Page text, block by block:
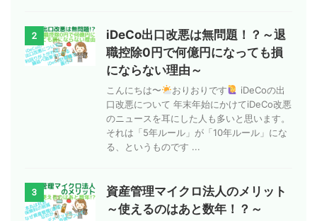
2
iDeCo出口改悪は無問題！？～退
職控除0円で何億円になっても損
にならない理由～
こんにちは〜 おりおりです
iDeCoの出
口改悪について 年末年始にかけてiDeCo改悪
のニュースを耳にした人も多いと思います。
それは「5年ルール」が「10年ルール」にな
る、というものです ...
3
資産管理マイクロ法人のメリット
～使えるのはあと数年！？～